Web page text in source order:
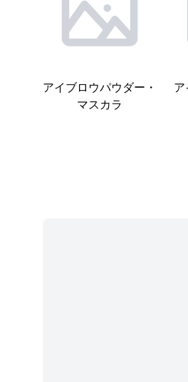
アイブロウパウダー・
マスカラ